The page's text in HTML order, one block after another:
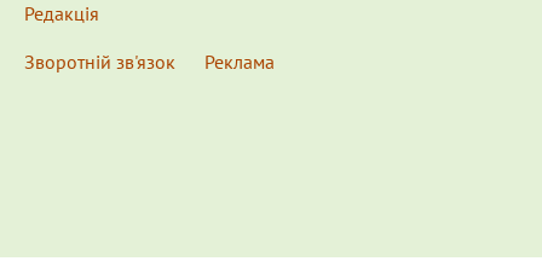
Редакція
Зворотній зв'язок
Реклама